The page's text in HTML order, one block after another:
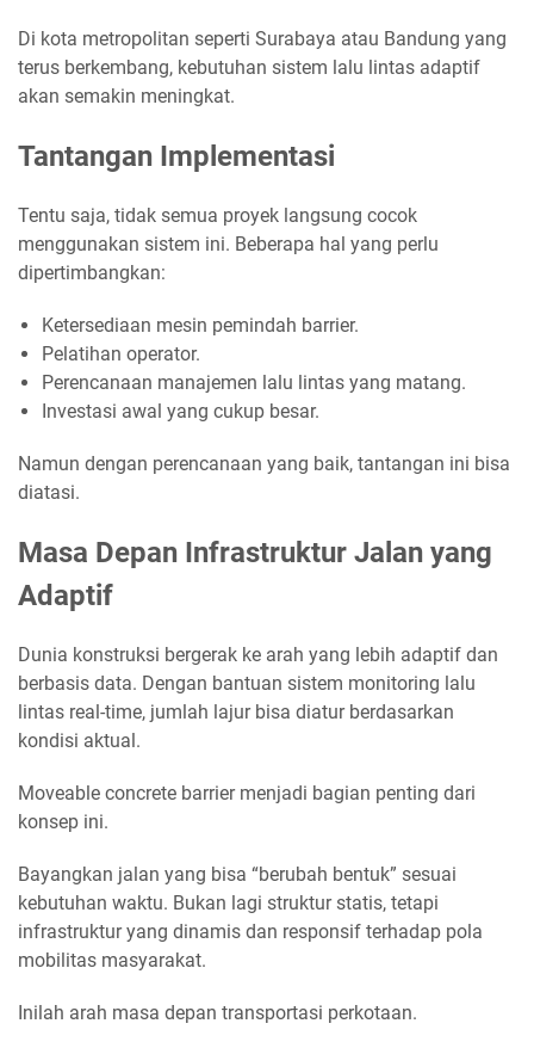
Di kota metropolitan seperti Surabaya atau Bandung yang
terus berkembang, kebutuhan sistem lalu lintas adaptif
akan semakin meningkat.
Tantangan Implementasi
Tentu saja, tidak semua proyek langsung cocok
menggunakan sistem ini. Beberapa hal yang perlu
dipertimbangkan:
Ketersediaan mesin pemindah barrier.
Pelatihan operator.
Perencanaan manajemen lalu lintas yang matang.
Investasi awal yang cukup besar.
Namun dengan perencanaan yang baik, tantangan ini bisa
diatasi.
Masa Depan Infrastruktur Jalan yang
Adaptif
Dunia konstruksi bergerak ke arah yang lebih adaptif dan
berbasis data. Dengan bantuan sistem monitoring lalu
lintas real-time, jumlah lajur bisa diatur berdasarkan
kondisi aktual.
Moveable concrete barrier menjadi bagian penting dari
konsep ini.
Bayangkan jalan yang bisa “berubah bentuk” sesuai
kebutuhan waktu. Bukan lagi struktur statis, tetapi
infrastruktur yang dinamis dan responsif terhadap pola
mobilitas masyarakat.
Inilah arah masa depan transportasi perkotaan.